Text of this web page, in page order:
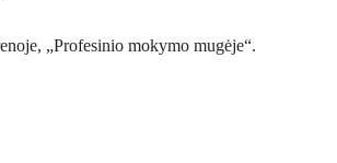
„Profesinio mokymo mugėje“.